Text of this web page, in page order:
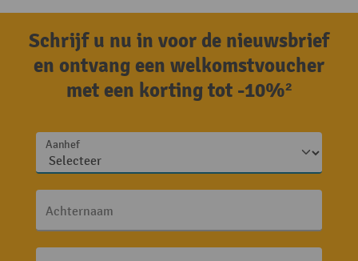
Schrijf u nu in voor de nieuwsbrief
en ontvang een welkomstvoucher
met een korting tot -10%²
Aanhef
Achternaam